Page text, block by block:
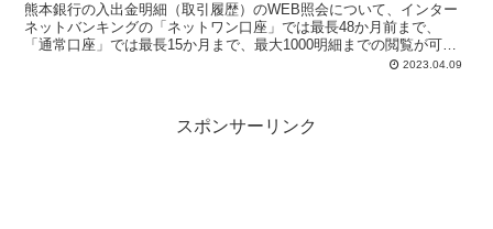
熊本銀行の入出金明細（取引履歴）のWEB照会について、インター
ネットバンキングの「ネットワン口座」では最長48か月前まで、
「通常口座」では最長15か月まで、最大1000明細までの閲覧が可能
であることなどを丁寧に説明しています。さらにテレホンバンキング
2023.04.09
スポンサーリンク